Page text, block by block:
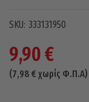
333131950
9,90€
(7,98 € χωρίς Φ.Π.Α)